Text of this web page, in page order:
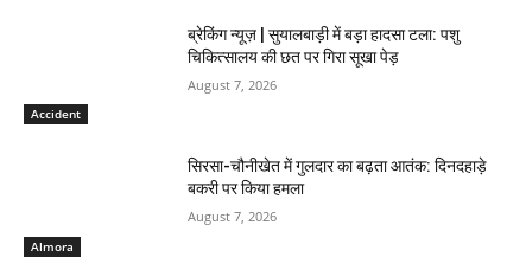
Accident
ब्रेकिंग न्यूज़ | सुयालबाड़ी में बड़ा हादसा टला: पशु
चिकित्सालय की छत पर गिरा सूखा पेड़
August 7, 2026
Almora
सिरसा-चौनीखेत में गुलदार का बढ़ता आतंक: दिनदहाड़े
बकरी पर किया हमला
August 7, 2026